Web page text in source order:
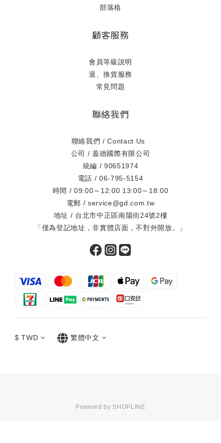
部落格
顧客服務
會員等級說明
退、換貨服務
常見問題
聯絡我們
聯絡我們 / Contact Us
公司 / 蓋德國際有限公司
統編 / 90651974
電話 / 06-795-5154
時間 / 09:00～12:00 13:00～18:00
電郵 / service@gd.com.tw
地址 / 台北市中正區南陽街24號2樓
「僅為登記地址，非實體店面，不對外開放。」
$ TWD 繁體中文
Powered by SHOPLINE